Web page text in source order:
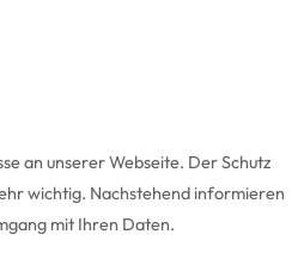
an unserer Webseite. Der Schutz
wichtig. Nachstehend informieren
mit Ihren Daten.